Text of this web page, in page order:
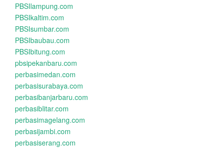
PBSIlampung.com
PBSIkaltim.com
PBSIsumbar.com
PBSIbaubau.com
PBSIbitung.com
pbsipekanbaru.com
perbasimedan.com
perbasisurabaya.com
perbasibanjarbaru.com
perbasiblitar.com
perbasimagelang.com
perbasijambi.com
perbasiserang.com